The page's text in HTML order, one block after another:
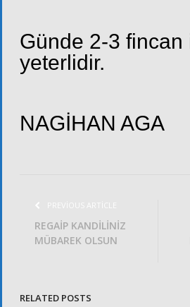
Günde 2-3 fincan
yeterlidir.
NAGİHAN AGA
PREVIOUS ARTICLE
REGAİP KANDİLİNİZ
MÜBAREK OLSUN
RELATED POSTS